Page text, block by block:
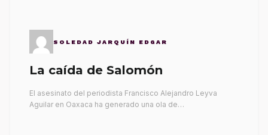
SOLEDAD JARQUÍN EDGAR
La caída de Salomón
El asesinato del periodista Francisco Alejandro Leyva
Aguilar en Oaxaca ha generado una ola de…